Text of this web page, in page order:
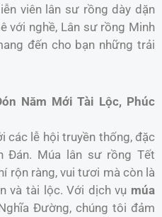
viên lân sư rồng dày dặn
với nghề, Lân sư rồng Minh
đến cho bạn những trải
Năm Mới Tài Lộc, Phúc
các lễ hội truyền thống, đặc
Đán. Múa lân sư rồng Tết
rộn ràng, vui tươi mà còn là
và tài lộc. Với dịch vụ múa
Đường, chúng tôi đảm